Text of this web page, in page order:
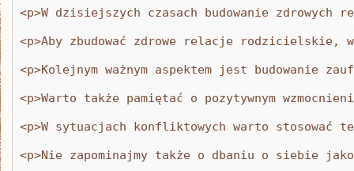
<p>W dzisiejszych czasach budowanie
<p>Aby zbudować zdrowe relacje rodzicielskie,
<p>Kolejnym ważnym aspektem jest
<p>Warto także pamiętać o pozytywnym
<p>W sytuacjach konfliktowych warto
<p>Nie zapominajmy także o dbaniu o siebie